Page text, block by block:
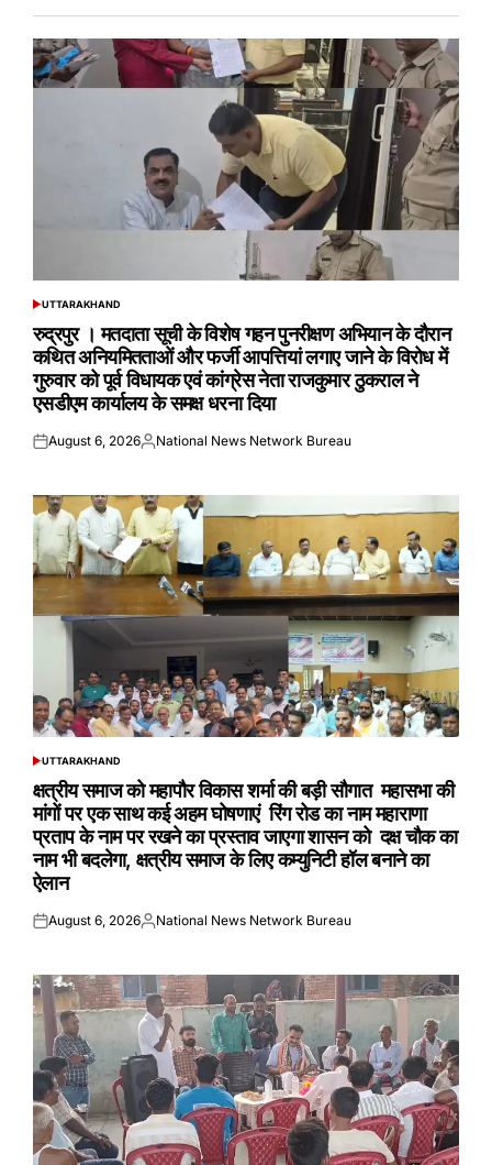
POSTED
UTTARAKHAND
रुद्रपुर । मतदाता सूची के विशेष गहन पुनरीक्षण अभियान के दौरान
कथित अनियमितताओं और फर्जी आपत्तियां लगाए जाने के विरोध में
गुरुवार को पूर्व विधायक एवं कांग्रेस नेता राजकुमार ठुकराल ने
एसडीएम कार्यालय के समक्ष धरना दिया
Posted
August 6, 2026Posted
National News Network Bureau
POSTED
UTTARAKHAND
क्षत्रीय समाज को महापौर विकास शर्मा की बड़ी सौगात महासभा की
मांगों पर एक साथ कई अहम घोषणाएं रिंग रोड का नाम महाराणा
प्रताप के नाम पर रखने का प्रस्ताव जाएगा शासन को दक्ष चौक का
नाम भी बदलेगा, क्षत्रीय समाज के लिए कम्युनिटी हॉल बनाने का
ऐलान
Posted
August 6, 2026Posted
National News Network Bureau